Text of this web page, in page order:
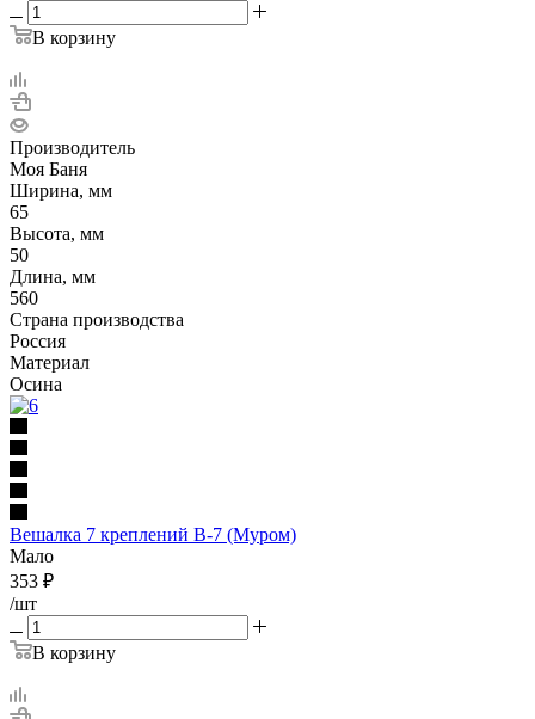
В корзину
Производитель
Моя Баня
Ширина, мм
65
Высота, мм
50
Длина, мм
560
Страна производства
Россия
Материал
Осина
Вешалка 7 креплений В-7 (Муром)
Мало
353 ₽
/шт
В корзину